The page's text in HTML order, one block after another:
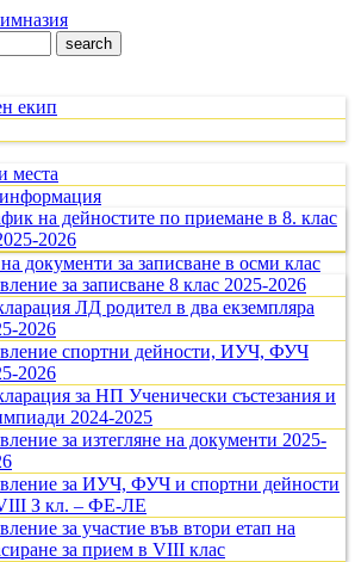
екип
места
на дейностите по приемане в 8. клас
2026
документи за записване в осми клас
за записване 8 клас 2025-2026
ЛД родител в два екземпляра
2026
спортни дейности, ИУЧ, ФУЧ
2026
за НП Ученически състезания и
2024-2025
за изтегляне на документи 2025-
за ИУЧ, ФУЧ и спортни дейности
З кл. – ФЕ-ЛЕ
за участие във втори етап на
за прием в VIII клас